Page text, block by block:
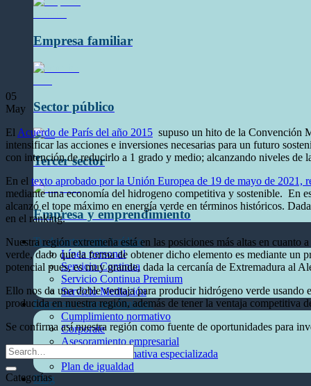
Empresa familiar
Sector público
Tercer sector
Empresa y emprendimiento
Tu departamento jurídico
Línea personal
Servicio Continua
Servicio Continua Premium
Servicio Mediación
Empresa y emprendimiento
Cumplimiento normativo
Corporate
Asesoramiento empresarial
Sectores de normativa especializada
Plan de igualdad
Blog
05
May
El Acuerdo de París del año 2015 supuso un hito de la Convención
intensificar las acciones e inversiones necesarias para un futuro
con intención de reducirlo a 1 grado y medio; alcanzando niveles de
En el texto aprobado por la Unión Europea de 19 de mayo de 2021,
mediante una economía del hidrogeno competitiva y sostenible. En
alcanzó el tope máximo en energía verde en términos históricos.
en el ranking.
Nuestra región extremeña está en las posiciones más altas en
verde, dado que la forma de obtener dicho elemento es mediante un
potencial pues, es muy grande, dada la cercanía de Extremadura al
Ello nos da una doble ventaja para producir hidrógeno verde
producida en nuestra región, además de tener la ventaja competitiva
Se confirma así nuestra región como fuente de oportunidades para
Categorías